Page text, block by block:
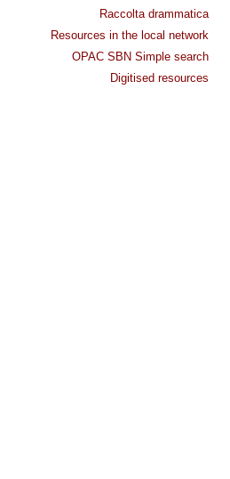
Raccolta drammatica
Resources in the local network
OPAC SBN Simple search
Digitised resources